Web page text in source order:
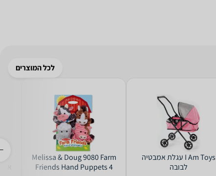
לכל המוצרים
I Am Toys עגלת אמבטיה
לבובה
Melissa & Doug 9080 Farm
Friends Hand Puppets 4